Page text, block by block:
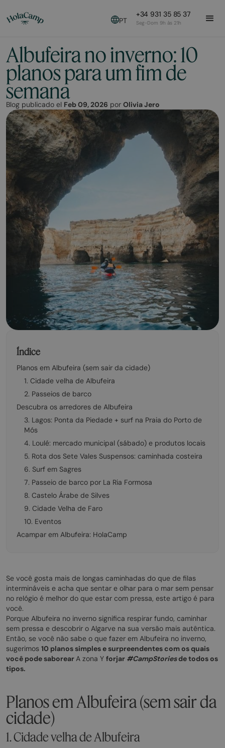
PT
+34 931 35 85 37
Seg-Dom 9h às 21h
Albufeira no inverno: 10
planos para um fim de
semana
Blog publicado el Feb 09, 2026 por Olivia Jero
Índice
Planos em Albufeira (sem sair da cidade)
1. Cidade velha de Albufeira
2. Passeios de barco
Descubra os arredores de Albufeira
3. Lagos: Ponta da Piedade + surf na Praia do Porto de
Mós
4. Loulé: mercado municipal (sábado) e produtos locais
5. Rota dos Sete Vales Suspensos: caminhada costeira
6. Surf em Sagres
7. Passeio de barco por La Ria Formosa
8. Castelo Árabe de Silves
9. Cidade Velha de Faro
10. Eventos
Acampar em Albufeira: HolaCamp
Se você gosta mais de longas caminhadas do que de filas
intermináveis e acha que sentar e olhar para o mar sem pensar
no relógio é melhor do que estar com pressa, este artigo é para
você.
Porque Albufeira no inverno significa respirar fundo, caminhar
sem pressa e descobrir o Algarve na sua versão mais autêntica.
Então, se você não sabe o que fazer em Albufeira no inverno,
sugerimos 10 planos simples e surpreendentes com os quais
você pode saborearA zona Y forjar #CampStoriesde todos os
tipos.
Planos em Albufeira (sem sair da
cidade)
1. Cidade velha de Albufeira